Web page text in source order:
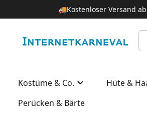
🚚Kostenloser Versand
Kostüme & Co.
Hüte &
Perücken & Bärte